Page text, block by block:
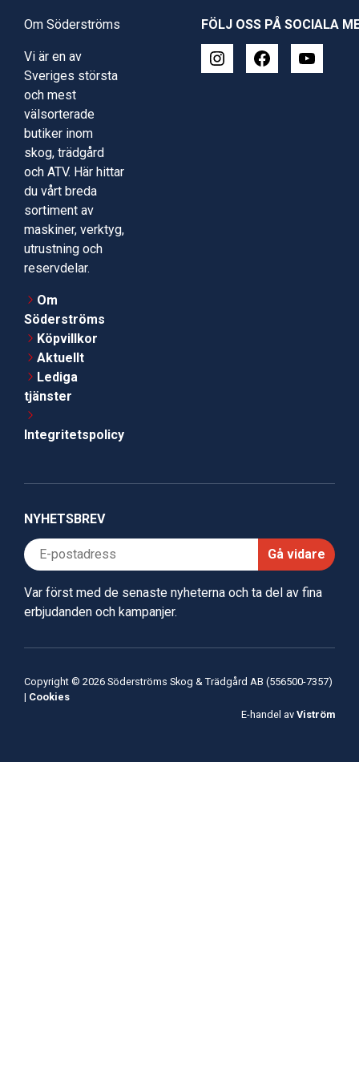
Om Söderströms
Vi är en av
Sveriges största
och mest
välsorterade
butiker inom
skog, trädgård
och ATV. Här hittar
du vårt breda
sortiment av
maskiner, verktyg,
utrustning och
reservdelar.
Om
Söderströms
Köpvillkor
Aktuellt
Lediga
tjänster
Integritetspolicy
FÖLJ OSS PÅ SOCIALA
NYHETSBREV
Gå vidare
Var först med de senaste nyheterna och ta del av fina
erbjudanden och kampanjer.
Copyright © 2026 Söderströms Skog & Trädgård AB (556500-7357)
| Cookies
E-handel av Viström